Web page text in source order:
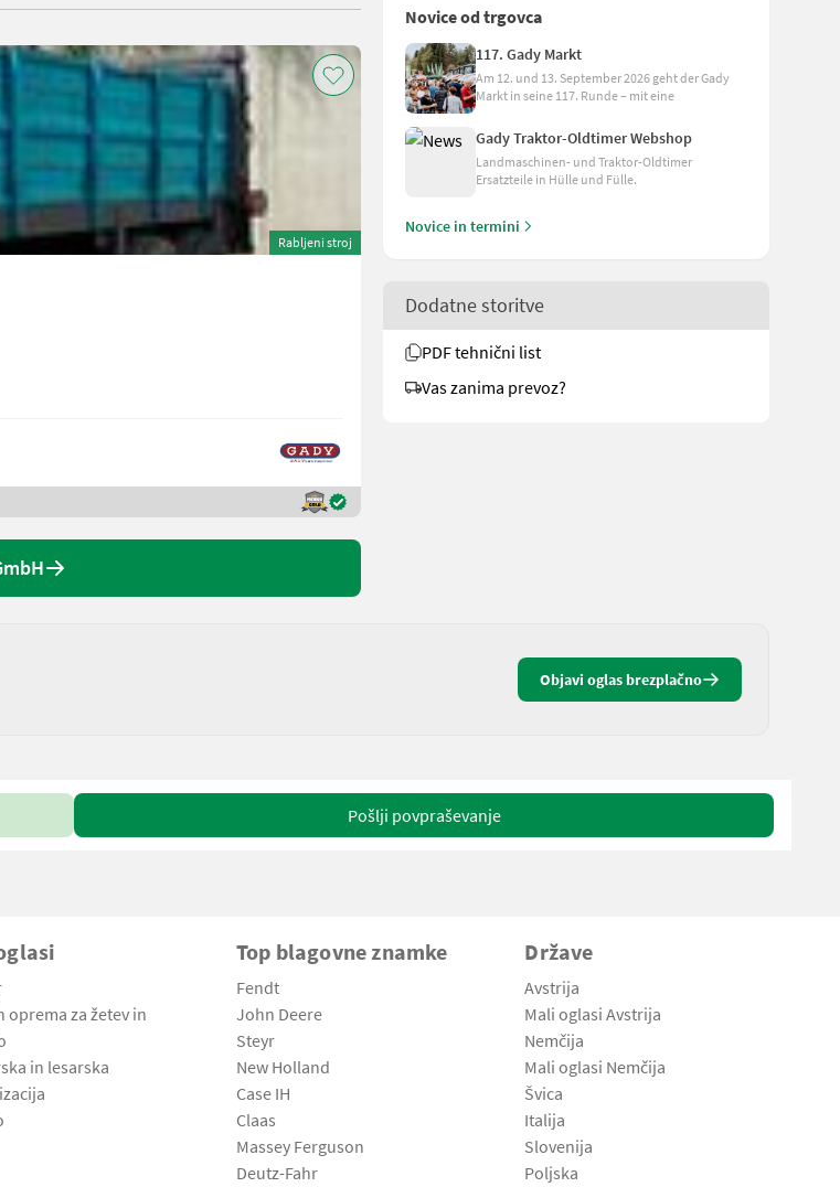
Novice od trgovca
117. Gady Markt
Am 12. und 13. September 2026 geht der Gady
Markt in seine 117. Runde – mit eine
Gady Traktor-Oldtimer Webshop
Landmaschinen- und Traktor-Oldtimer
Ersatzteile in Hülle und Fülle.
Novice in termini
Dodatne storitve
PDF tehnični list
Vas zanima prevoz?
Rabljeni stroj
2.480 €
2.194,69 € neto
L. pr. 1999 100 h 230 cm
Objavi oglas brezplačno
Pošlji povpraševanje
oprema za žetev in
in lesarska
Top blagovne znamke
Fendt
John Deere
Steyr
New Holland
Case IH
Claas
Massey Ferguson
Deutz-Fahr
Države
Avstrija
Mali oglasi Avstrija
Nemčija
Mali oglasi Nemčija
Švica
Italija
Slovenija
Poljska